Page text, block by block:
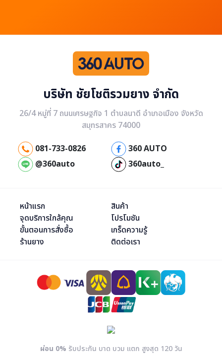
บริษัท ชัยโชติรวมยาง จำกัด
26/4 หมู่ที่ 7 ถนนเศรษฐกิจ 1 ตำบลนาดี อำเภอเมือง จังหวัด
สมุทรสาคร 74000
081-733-0826
360 AUTO
@360auto
360auto_
หน้าแรก
สินค้า
จุดบริการใกล้คุณ
โปรโมชัน
ขั้นตอนการสั่งซื้อ
เกร็ดความรู้
ร้านยาง
ติดต่อเรา
ผ่อน 0% รับประกัน บาด บวม แตก สูงสุด 120 วัน